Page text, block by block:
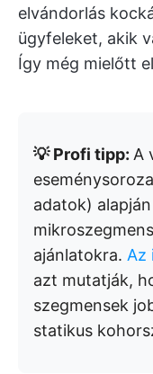
elvándorlás
ügyfeleket, akik
Így még mielőtt
💡 Profi tipp: A
adatok)
ajánlatokra. Az
azt mutatják,
szegmensek
statikus